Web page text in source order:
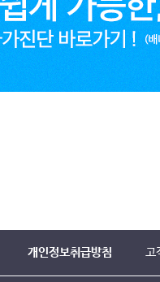
개인정보취급방침 고